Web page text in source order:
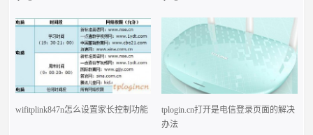
wifitplink847n怎么设置家长控制功能
tplogin.cn打开是电信登录页面的解决
办法